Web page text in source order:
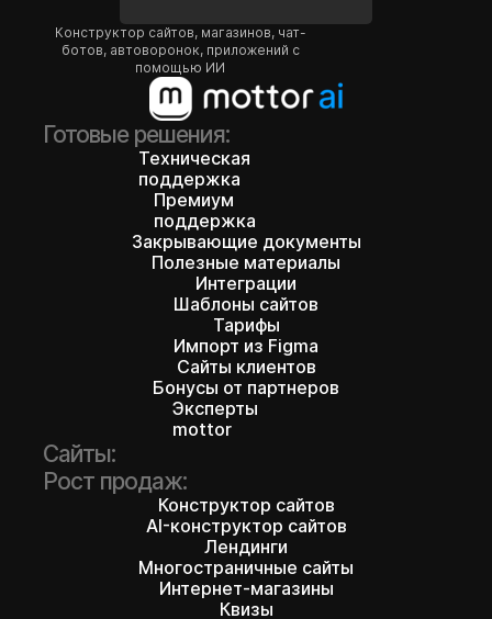
Конструктор сайтов, магазинов, чат-
ботов, автоворонок, приложений с
помощью ИИ
Готовые решения:
Техническая
поддержка
Премиум
поддержка
Закрывающие документы
Полезные материалы
Интеграции
Шаблоны сайтов
Тарифы
Импорт из Figma
Сайты клиентов
Бонусы от партнеров
Эксперты
mottor
Сайты:
Рост продаж:
Конструктор сайтов
AI-конструктор сайтов
Лендинги
Многостраничные сайты
Интернет-магазины
Квизы